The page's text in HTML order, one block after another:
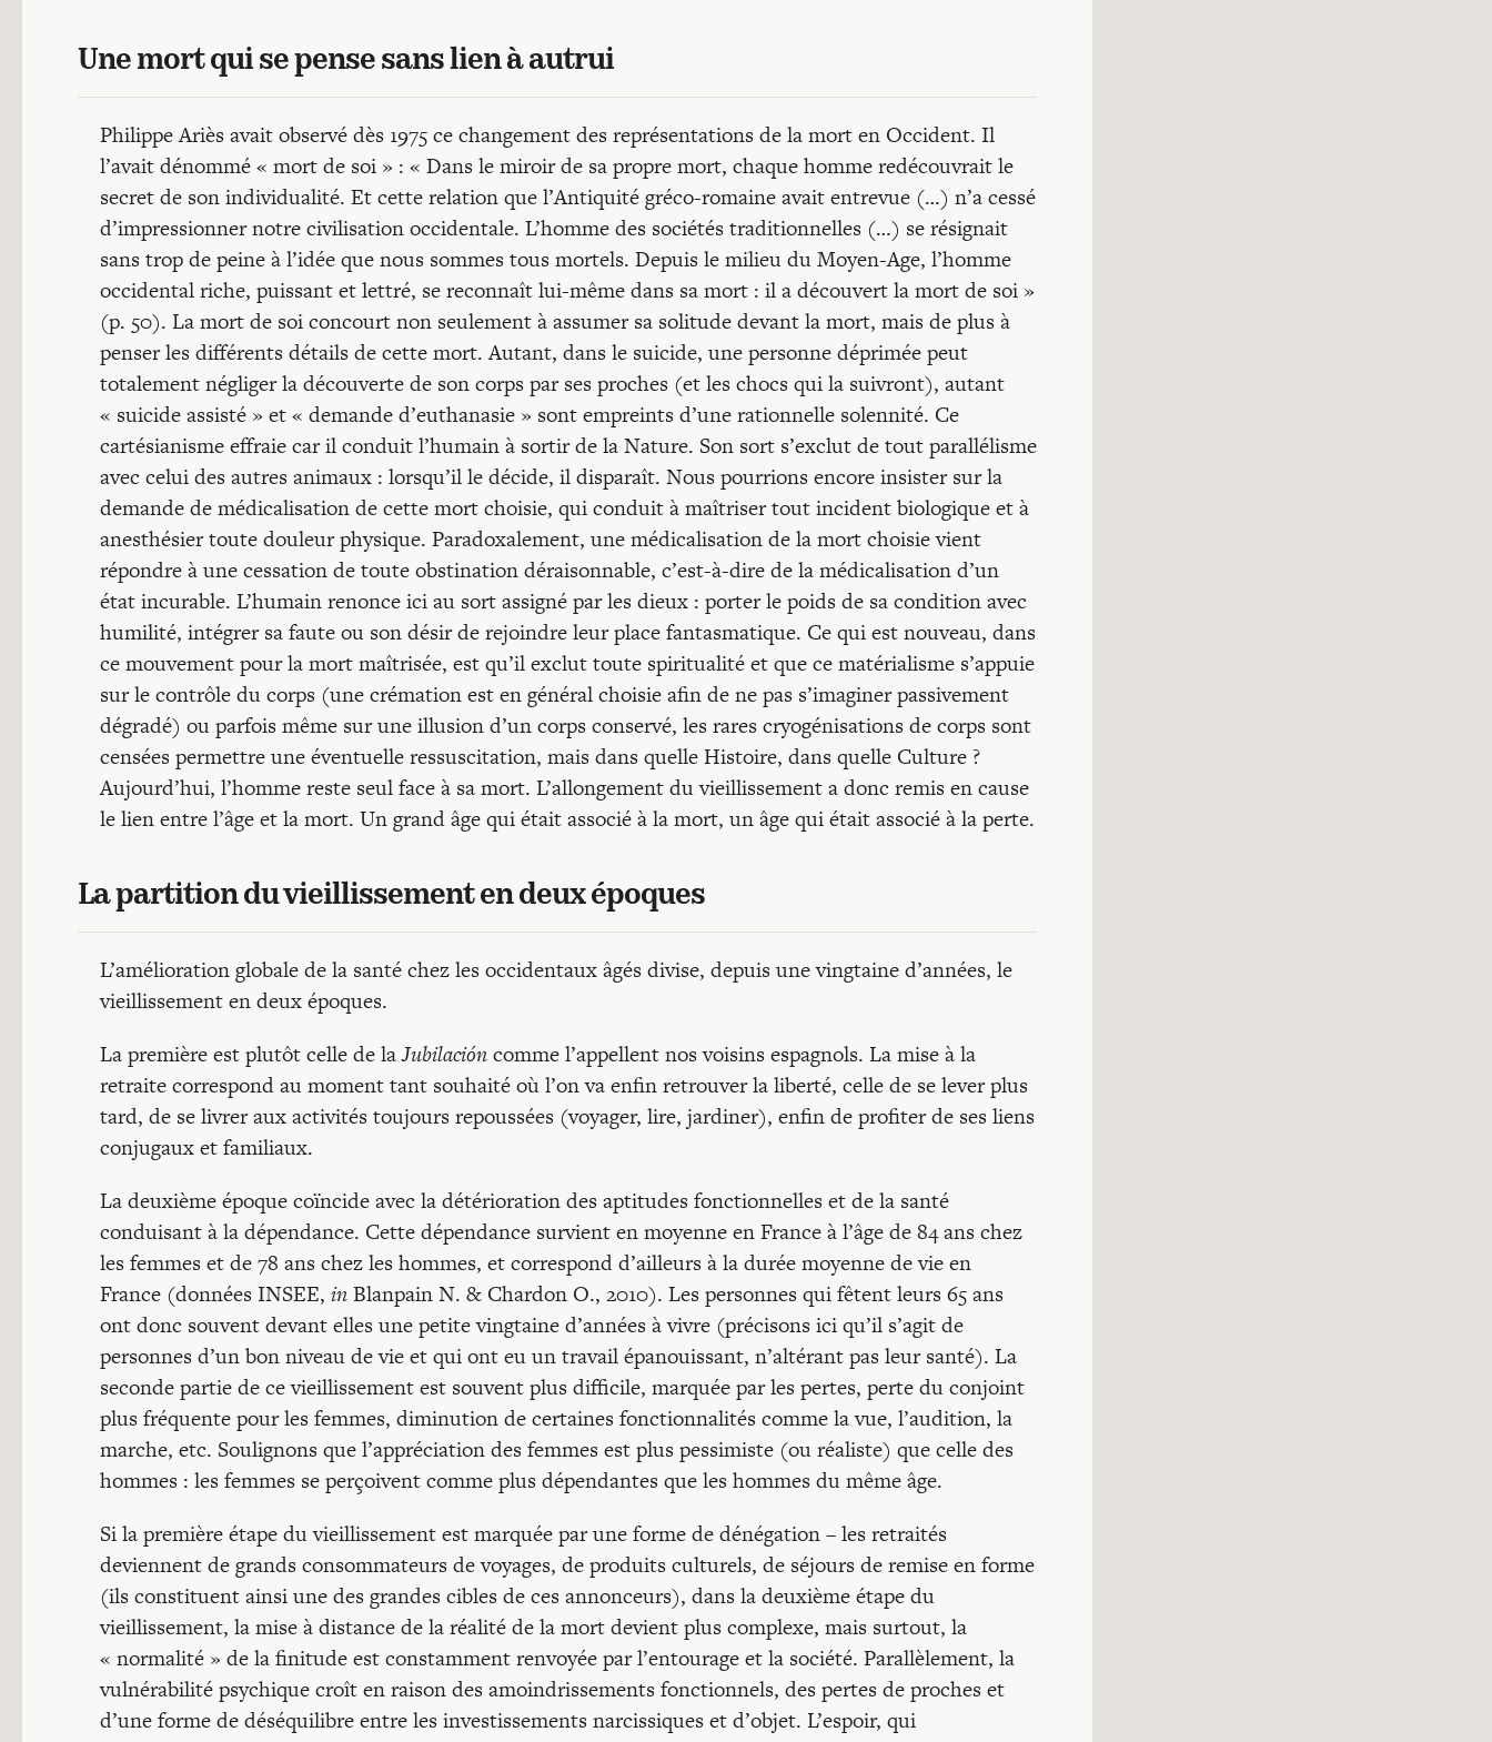
Une mort qui se pense sans lien à autrui
Philippe Ariès avait observé dès 1975 ce changement des représentations de la mort en Occident. Il
l’avait dénommé « mort de soi » : « Dans le miroir de sa propre mort, chaque homme redécouvrait le
secret de son individualité. Et cette relation que l’Antiquité gréco-romaine avait entrevue (…) n’a cessé
d’impressionner notre civilisation occidentale. L’homme des sociétés traditionnelles (…) se résignait
sans trop de peine à l’idée que nous sommes tous mortels. Depuis le milieu du Moyen-Age, l’homme
occidental riche, puissant et lettré, se reconnaît lui-même dans sa mort : il a découvert la mort de soi »
(p. 50). La mort de soi concourt non seulement à assumer sa solitude devant la mort, mais de plus à
penser les différents détails de cette mort. Autant, dans le suicide, une personne déprimée peut
totalement négliger la découverte de son corps par ses proches (et les chocs qui la suivront), autant
« suicide assisté » et « demande d’euthanasie » sont empreints d’une rationnelle solennité. Ce
cartésianisme effraie car il conduit l’humain à sortir de la Nature. Son sort s’exclut de tout parallélisme
avec celui des autres animaux : lorsqu’il le décide, il disparaît. Nous pourrions encore insister sur la
demande de médicalisation de cette mort choisie, qui conduit à maîtriser tout incident biologique et à
anesthésier toute douleur physique. Paradoxalement, une médicalisation de la mort choisie vient
répondre à une cessation de toute obstination déraisonnable, c’est-à-dire de la médicalisation d’un
état incurable. L’humain renonce ici au sort assigné par les dieux : porter le poids de sa condition avec
humilité, intégrer sa faute ou son désir de rejoindre leur place fantasmatique. Ce qui est nouveau, dans
ce mouvement pour la mort maîtrisée, est qu’il exclut toute spiritualité et que ce matérialisme s’appuie
sur le contrôle du corps (une crémation est en général choisie afin de ne pas s’imaginer passivement
dégradé) ou parfois même sur une illusion d’un corps conservé, les rares cryogénisations de corps sont
censées permettre une éventuelle ressuscitation, mais dans quelle Histoire, dans quelle Culture ?
Aujourd’hui, l’homme reste seul face à sa mort. L’allongement du vieillissement a donc remis en cause
le lien entre l’âge et la mort. Un grand âge qui était associé à la mort, un âge qui était associé à la perte.
La partition du vieillissement en deux époques
L’amélioration globale de la santé chez les occidentaux âgés divise, depuis une vingtaine d’années, le
vieillissement en deux époques.
La première est plutôt celle de laJubilacióncomme l’appellent nos voisins espagnols. La mise à la
retraite correspond au moment tant souhaité où l’on va enfin retrouver la liberté, celle de se lever plus
tard, de se livrer aux activités toujours repoussées (voyager, lire, jardiner), enfin de profiter de ses liens
conjugaux et familiaux.
La deuxième époque coïncide avec la détérioration des aptitudes fonctionnelles et de la santé
conduisant à la dépendance. Cette dépendance survient en moyenne en France à l’âge de 84 ans chez
les femmes et de 78 ans chez les hommes, et correspond d’ailleurs à la durée moyenne de vie en
France (données INSEE, inBlanpain N. & Chardon O., 2010). Les personnes qui fêtent leurs 65 ans
ont donc souvent devant elles une petite vingtaine d’années à vivre (précisons ici qu’il s’agit de
personnes d’un bon niveau de vie et qui ont eu un travail épanouissant, n’altérant pas leur santé). La
seconde partie de ce vieillissement est souvent plus difficile, marquée par les pertes, perte du conjoint
plus fréquente pour les femmes, diminution de certaines fonctionnalités comme la vue, l’audition, la
marche, etc. Soulignons que l’appréciation des femmes est plus pessimiste (ou réaliste) que celle des
hommes : les femmes se perçoivent comme plus dépendantes que les hommes du même âge.
Si la première étape du vieillissement est marquée par une forme de dénégation – les retraités
deviennent de grands consommateurs de voyages, de produits culturels, de séjours de remise en forme
(ils constituent ainsi une des grandes cibles de ces annonceurs), dans la deuxième étape du
vieillissement, la mise à distance de la réalité de la mort devient plus complexe, mais surtout, la
« normalité » de la finitude est constamment renvoyée par l’entourage et la société. Parallèlement, la
vulnérabilité psychique croît en raison des amoindrissements fonctionnels, des pertes de proches et
d’une forme de déséquilibre entre les investissements narcissiques et d’objet. L’espoir, qui